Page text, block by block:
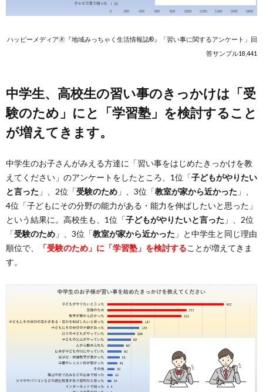
ハッピーメディア🄬『地域みっちゃく生活情報誌®』「習い事に関するアンケート」回
答サンプル18,441
中学生、高校生の習い事のきっかけは「受
験のため」にと「学習塾」を検討すること
が増えてきます。
中学生のお子さんがみえる方達に「習い事をはじめたきっかけを教
えてください」のアンケートをしたところ、1位「子どもがやりたい
と言った 」、2位「受験のため 」、3位「教室が家から近かった 」、
4位「子どもにその分野の能力がある・能力を伸ばしたいと思った」
という結果に。高校生も、1位「子どもがやりたいと言った 」、2位
「受験のため 」、3位「教室が家から近かった 」と中学生と同じ理由
順位で、
「受験のため」に「学習塾」を検討することが増えてきま
す。